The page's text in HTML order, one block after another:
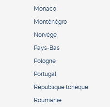
Monaco
Monténégro
Norvège
Pays-Bas
Pologne
Portugal
République tchèque
Roumanie